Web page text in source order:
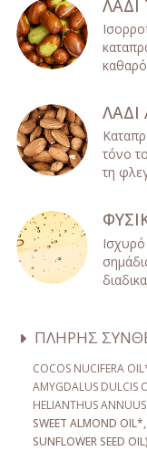
τόνο
τη
ΠΛΗΡΗΣ
COCOS NUCIFERA
AMYGDALUS DULCIS
HELIANTHUS
SWEET ALMOND
SUNFLOWER SEED OIL)